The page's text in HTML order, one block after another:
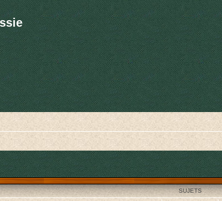
SUJETS